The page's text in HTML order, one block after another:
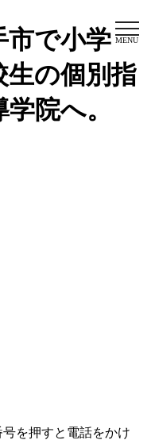
市で小学
生の個別指
院へ。
MENU
を押すと電話をかけ